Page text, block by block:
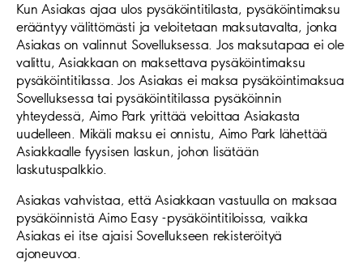
Kun Asiakas ajaa ulos pysäköintitilasta, pysäköintimaksu
erääntyy välittömästi ja veloitetaan maksutavalta, jonka
Asiakas on valinnut Sovelluksessa. Jos maksutapaa ei ole
valittu, Asiakkaan on maksettava pysäköintimaksu
pysäköintitilassa. Jos Asiakas ei maksa pysäköintimaksua
Sovelluksessa tai pysäköintitilassa pysäköinnin
yhteydessä, Aimo Park yrittää veloittaa Asiakasta
uudelleen. Mikäli maksu ei onnistu, Aimo Park lähettää
Asiakkaalle fyysisen laskun, johon lisätään
laskutuspalkkio.
Asiakas vahvistaa, että Asiakkaan vastuulla on maksaa
pysäköinnistä Aimo Easy -pysäköintitiloissa, vaikka
Asiakas ei itse ajaisi Sovellukseen rekisteröityä
ajoneuvoa.